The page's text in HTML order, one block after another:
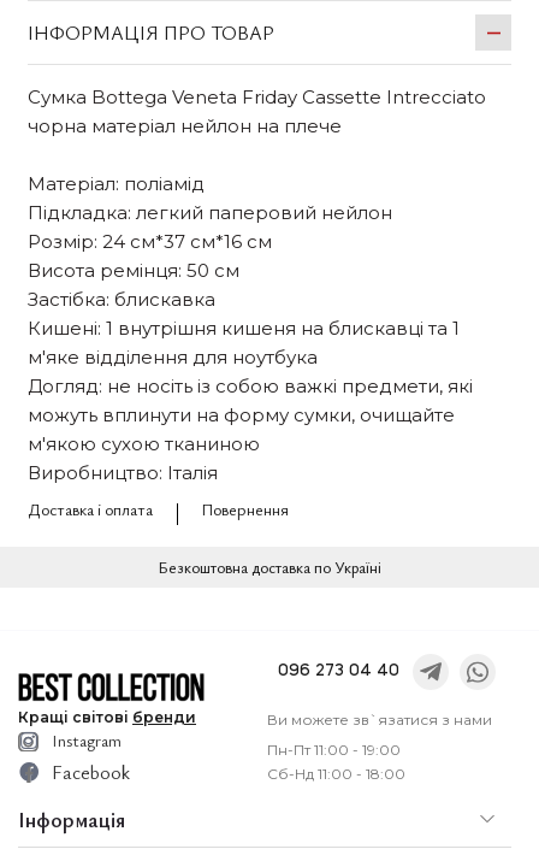
ІНФОРМАЦІЯ ПРО ТОВАР
Сумка Bottega Veneta Friday Cassette Intrecciato
чорна матеріал нейлон на плече
Матеріал: поліамід
Підкладка: легкий паперовий нейлон
Розмір: 24 см*37 см*16 см
Висота ремінця: 50 см
Застібка: блискавка
Кишені: 1 внутрішня кишеня на блискавці та 1
м'яке відділення для ноутбука
Догляд: не носіть із собою важкі предмети, які
можуть вплинути на форму сумки, очищайте
м'якою сухою тканиною
Виробництво: Італія
Доставка і оплата
Повернення
Безкоштовна доставка по Україні
Кращі світові бренди
096 273 04 40
Ви можете зв`язатися з нами
Пн-Пт 11:00 - 19:00
Сб-Нд 11:00 - 18:00
Інформація
Instagram
Facebook